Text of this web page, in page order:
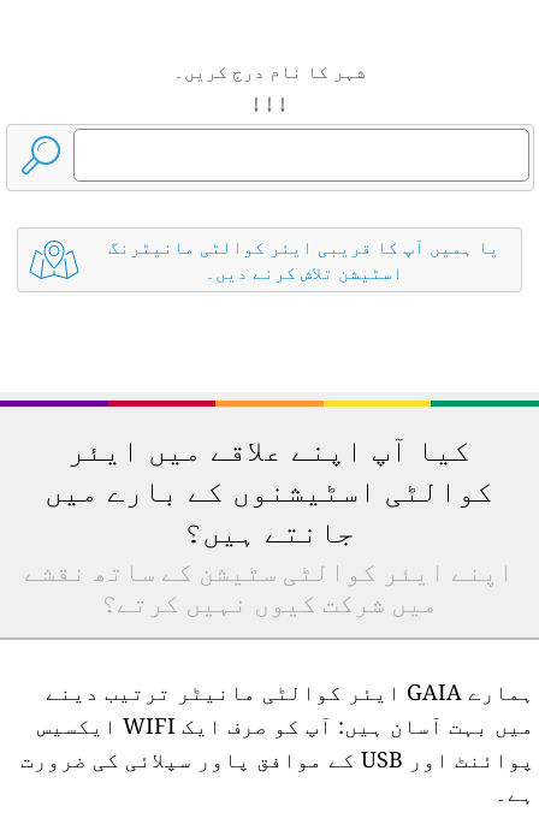
شہر کا نام درج کریں۔
↓ ↓ ↓
یا ہمیں آپ کا قریبی ایئر کوالٹی مانیٹرنگ
اسٹیشن تلاش کرنے دیں۔
کیا آپ اپنے علاقے میں ایئر
کوالٹی اسٹیشنوں کے بارے میں
جانتے ہیں؟
اپنے ایئر کوالٹی سٹیشن کے ساتھ نقشے
میں شرکت کیوں نہیں کرتے؟
ہمارے GAIA ایئر کوالٹی مانیٹر ترتیب دینے
میں بہت آسان ہیں: آپ کو صرف ایک WIFI ایکسیس
پوائنٹ اور USB کے موافق پاور سپلائی کی ضرورت
ہے۔